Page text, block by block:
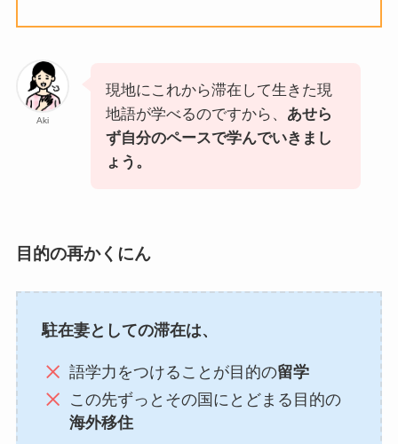
Aki
現地にこれから滞在して生きた現
地語が学べるのですから、 あせら
ず自分のペースで学んでいきまし
ょう。
目的の再かくにん
駐在妻としての滞在は、
語学力をつけることが目的の留学
この先ずっとその国にとどまる目的の
海外移住